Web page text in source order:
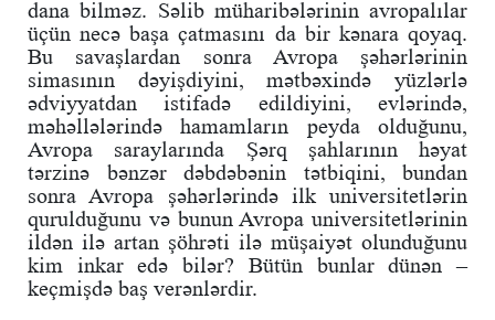
dana bilməz. Səlib müharibələrinin avropalılar
üçün necə başa çatmasını da bir kənara qoyaq.
Bu savaşlardan sonra Avropa şəhərlərinin
simasının dəyişdiyini, mətbəxində yüzlərlə
ədviyyatdan istifadə edildiyini, evlərində,
məhəllələrində hamamların peyda olduğunu,
Avropa saraylarında Şərq şahlarının həyat
tərzinə bənzər dəbdəbənin tətbiqini, bundan
sonra Avropa şəhərlərində ilk universitetlərin
qurulduğunu və bunun Avropa universitetlərinin
ildən ilə artan şöhrəti ilə müşaiyət olunduğunu
kim inkar edə bilər? Bütün bunlar dünən –
keçmişdə baş verənlərdir.